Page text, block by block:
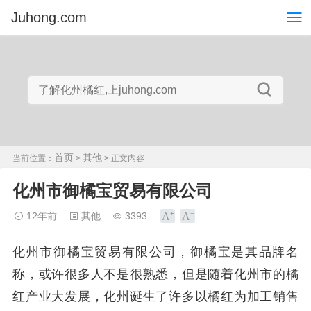
Juhong.com
当前位置： 首页 > 其他 > 正文内容
化州市御橘宝贸易有限公司
12年前 其他 3393
化州市御橘宝贸易有限公司，御橘宝是其品牌名
称，或许很多人不是很熟悉，但是随着化州市的橘
红产业大发展，化州诞生了许多以橘红为加工销售